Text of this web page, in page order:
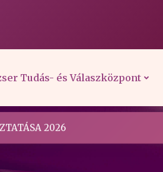
Tudás- és Válaszközpont
2026